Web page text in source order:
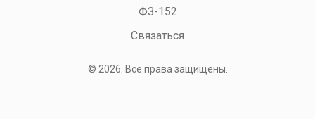
ФЗ-152
Связаться
© 2026. Все права защищены.